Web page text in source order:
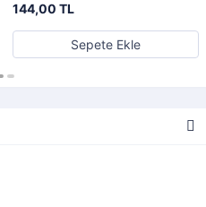
144,00 TL
Sepete Ekle